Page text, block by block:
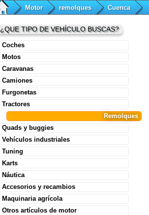
Motor remolques Cuenca
¿QUE TIPO DE VEHÍCULO BUSCAS?
Coches
Motos
Caravanas
Camiones
Furgonetas
Tractores
Remolques
Quads y buggies
Vehículos industriales
Tuning
Karts
Náutica
Accesorios y recambios
Maquinaria agrícola
Otros artículos de motor